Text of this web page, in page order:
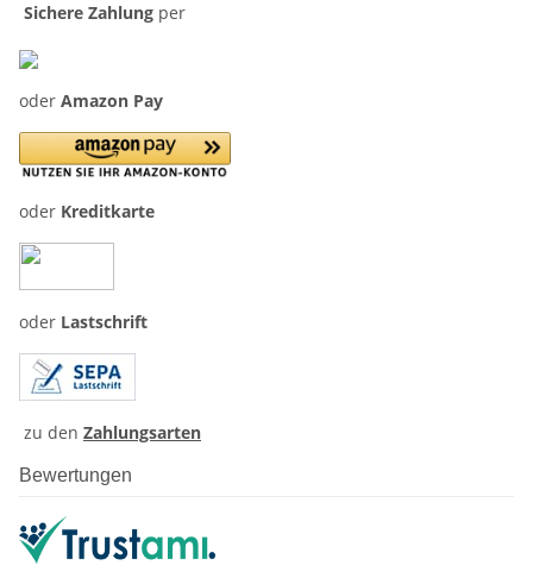
Sichere Zahlung per
oder Amazon Pay
oder Kreditkarte
oder Lastschrift
zu den Zahlungsarten
Bewertungen